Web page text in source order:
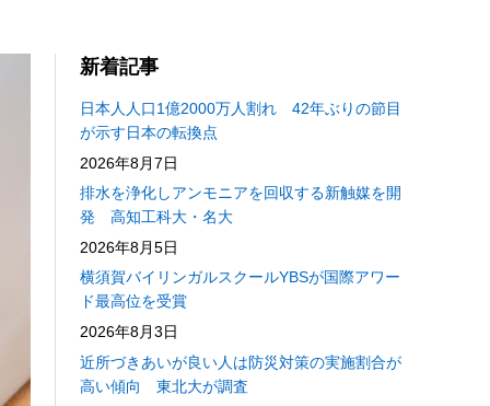
新着記事
日本人人口1億2000万人割れ 42年ぶりの節目
が示す日本の転換点
2026年8月7日
排水を浄化しアンモニアを回収する新触媒を開
発 高知工科大・名大
2026年8月5日
横須賀バイリンガルスクールYBSが国際アワー
ド最高位を受賞
2026年8月3日
近所づきあいが良い人は防災対策の実施割合が
高い傾向 東北大が調査